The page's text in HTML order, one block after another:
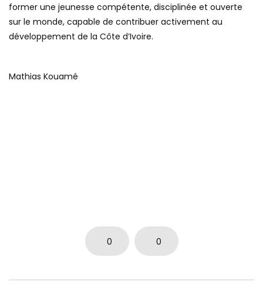
former une jeunesse compétente, disciplinée et ouverte
sur le monde, capable de contribuer activement au
développement de la Côte d’Ivoire.
Mathias Kouamé
0 0